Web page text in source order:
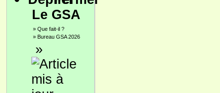
Le GSA
» Que fait-il ?
» Bureau GSA 2026
»